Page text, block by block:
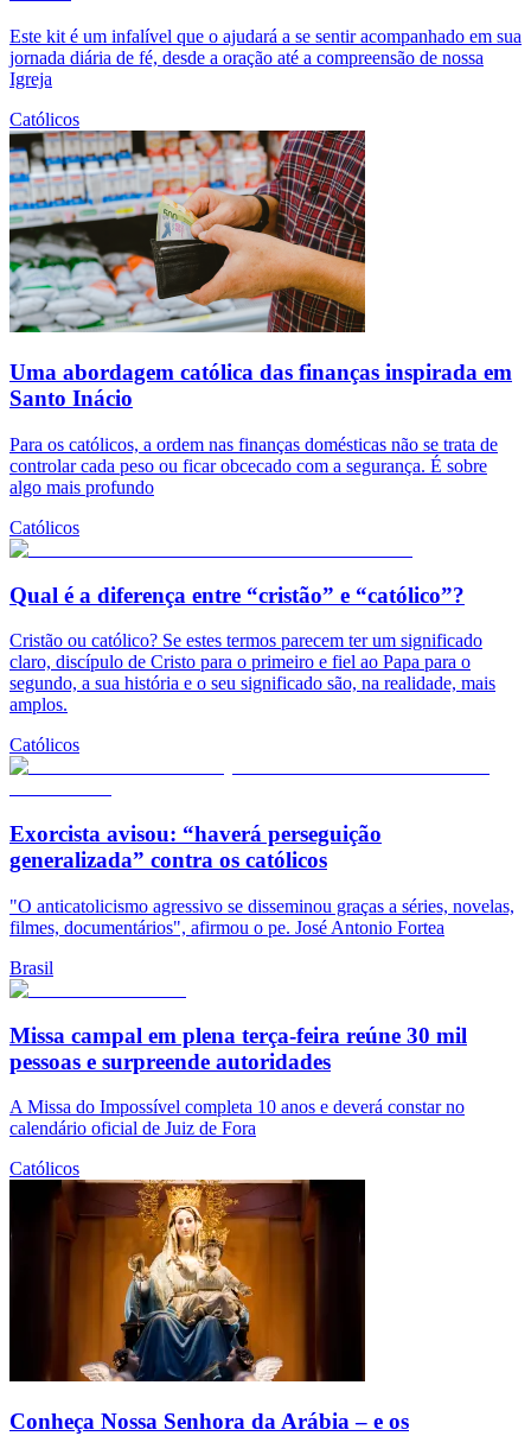
Este kit é um infalível que o ajudará a se sentir acompanhado em sua
jornada diária de fé, desde a oração até a compreensão de nossa
Igreja
Católicos
Uma abordagem católica das finanças inspirada em
Santo Inácio
Para os católicos, a ordem nas finanças domésticas não se trata de
controlar cada peso ou ficar obcecado com a segurança. É sobre
algo mais profundo
Católicos
Qual é a diferença entre “cristão” e “católico”?
Cristão ou católico? Se estes termos parecem ter um significado
claro, discípulo de Cristo para o primeiro e fiel ao Papa para o
segundo, a sua história e o seu significado são, na realidade, mais
amplos.
Católicos
Exorcista avisou: “haverá perseguição
generalizada” contra os católicos
"O anticatolicismo agressivo se disseminou graças a séries, novelas,
filmes, documentários", afirmou o pe. José Antonio Fortea
Brasil
Missa campal em plena terça-feira reúne 30 mil
pessoas e surpreende autoridades
A Missa do Impossível completa 10 anos e deverá constar no
calendário oficial de Juiz de Fora
Católicos
Conheça Nossa Senhora da Arábia – e os